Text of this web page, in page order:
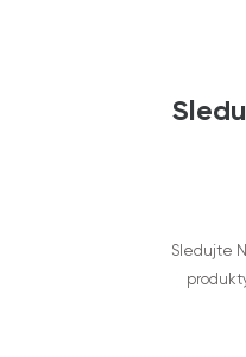
Sledujte